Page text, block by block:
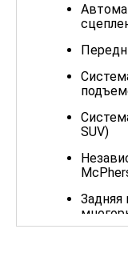
SUV)
Задняя